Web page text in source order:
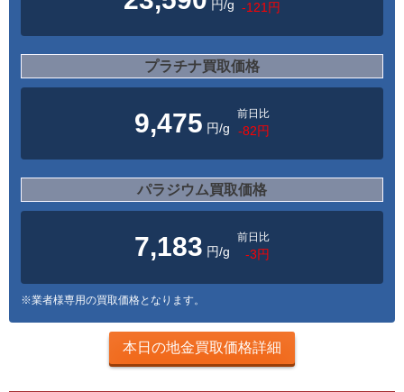
円/g -121円
プラチナ買取価格
9,475 円/g
前日比
-82円
パラジウム買取価格
7,183 円/g
前日比
-3円
※業者様専用の買取価格となります。
本日の地金買取価格詳細